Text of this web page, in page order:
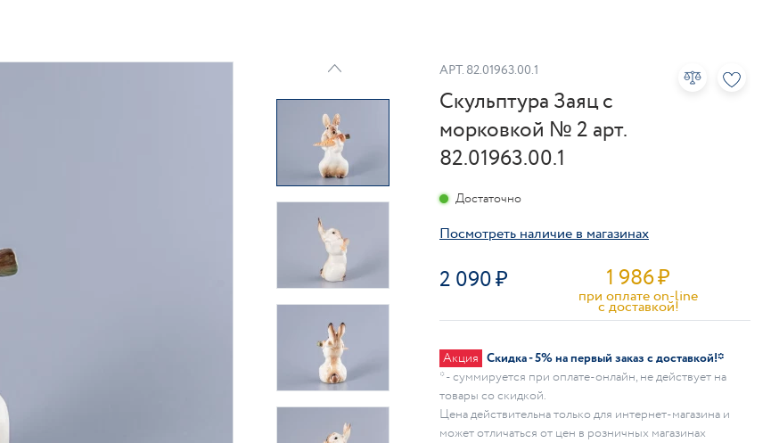
АРТ. 82.01963.00.1
Скульптура Заяц с
морковкой № 2 арт.
82.01963.00.1
2 090 1 986₽
при оплате on-line
c доставкой!
Посмотреть наличие в магазинах
Достаточно
Акция Скидка - 5% на первый заказ с доставкой!*
* - суммируется при оплате-онлайн, не действует на
товары со скидкой.
Цена действительна только для интернет-магазина и
может отличаться от цен в розничных магазинах